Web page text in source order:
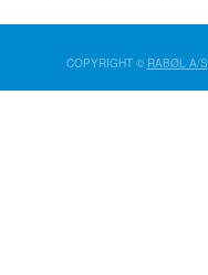
COPYRIGHT © RABØL A/S